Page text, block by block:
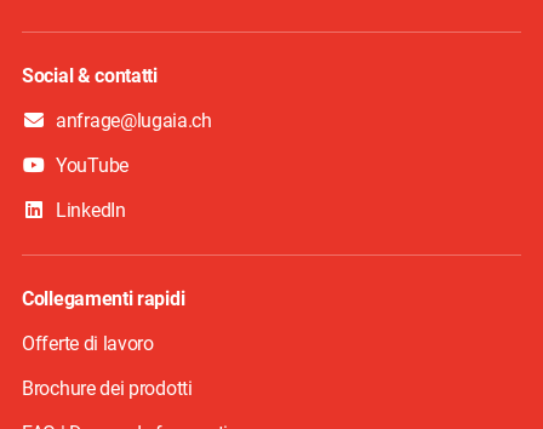
Social & contatti
anfrage@lugaia.ch
YouTube
LinkedIn
Collegamenti rapidi
Offerte di lavoro
Brochure dei prodotti